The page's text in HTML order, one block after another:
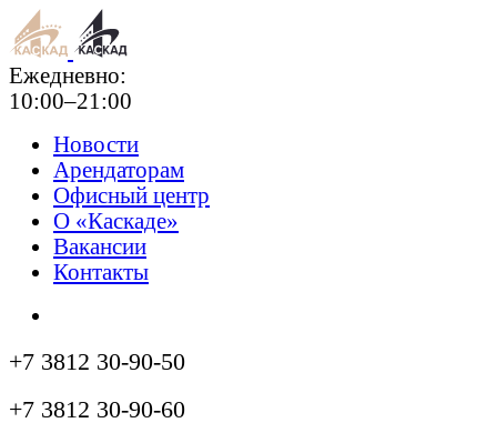
Ежедневно:
10:00–21:00
Новости
Арендаторам
Офисный центр
О «Каскаде»
Вакансии
Контакты
+7 3812 30-90-50
+7 3812 30-90-60